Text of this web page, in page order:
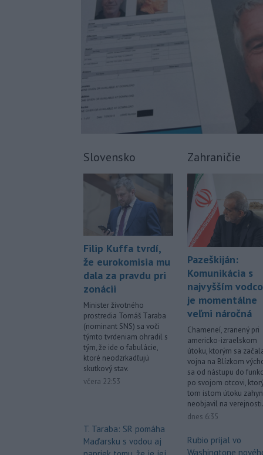
Slovensko
Filip Kuffa tvrdí,
že eurokomisia mu
dala za pravdu pri
zonácii
Minister životného
prostredia Tomáš Taraba
(nominant SNS) sa voči
týmto tvrdeniam ohradil s
tým, že ide o fabulácie,
ktoré neodzrkadľujú
skutkový stav.
včera 22:53
T. Taraba: SR pomáha
Maďarsku s vodou aj
Zahraničie
Pazeškiján:
Komunikácia s
najvyšším
je momentálne
veľmi náročná
Chameneí, zranený pri
americko-izraelskom
útoku, ktorým sa
vojna na Blízkom
sa od nástupu do
po svojom otcovi,
tom istom útoku
neobjavil na verejnosti.
dnes 6:35
Rubio prijal vo
Washingtone